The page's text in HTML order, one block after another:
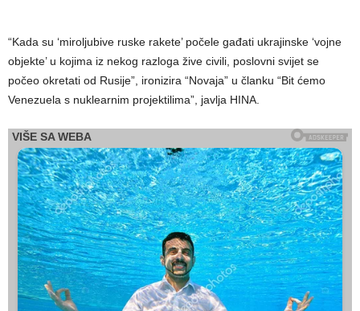
“Kada su ‘miroljubive ruske rakete’ počele gađati ukrajinske ‘vojne
objekte’ u kojima iz nekog razloga žive civili, poslovni svijet se
počeo okretati od Rusije”, ironizira “Novaja” u članku “Bit ćemo
Venezuela s nuklearnim projektilima”, javlja HINA.